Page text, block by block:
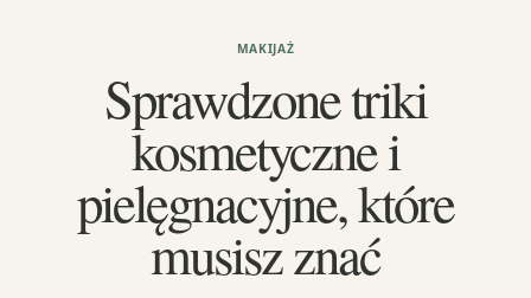
MAKIJAŻ
Sprawdzone triki
kosmetyczne i
pielęgnacyjne, które
musisz znać